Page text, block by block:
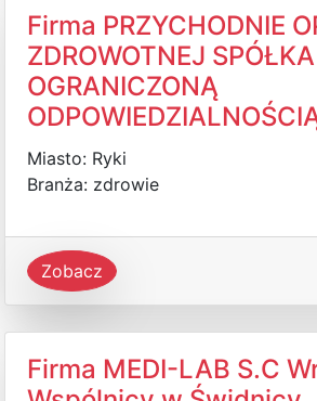
Firma PRZYCHODNIE
ZDROWOTNEJ
OGRANICZONĄ
Miasto: Ryki
Branża: zdrowie
Zobacz
Firma MEDI-LAB S.C